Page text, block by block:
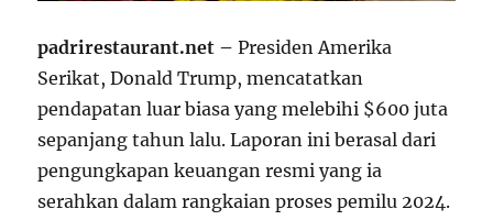
padrirestaurant.net – Presiden Amerika
Serikat, Donald Trump, mencatatkan
pendapatan luar biasa yang melebihi $600 juta
sepanjang tahun lalu. Laporan ini berasal dari
pengungkapan keuangan resmi yang ia
serahkan dalam rangkaian proses pemilu 2024.